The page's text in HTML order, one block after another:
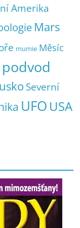
Amerika
Mars
mumie Měsíc
podvod
Severní
UFO USA